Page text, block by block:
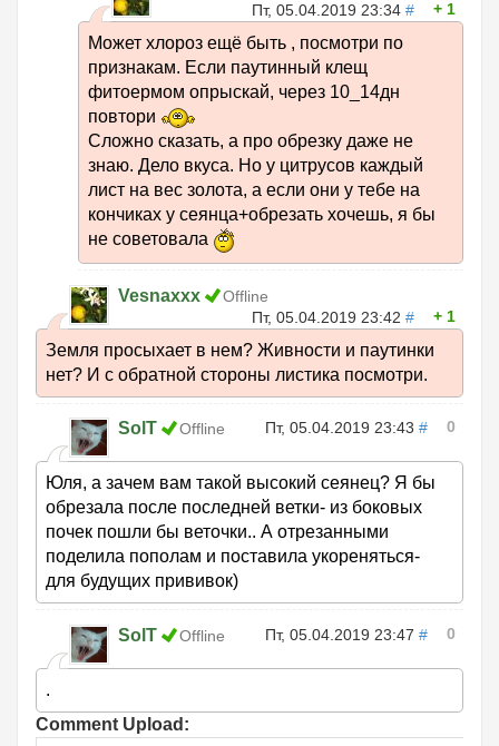
Пт, 05.04.2019 23:34 # 1
Может хлороз ещё быть , посмотри по
признакам. Если паутинный клещ
фитоермом опрыскай, через 10_14дн
повтори
Сложно сказать, а про обрезку даже не
знаю. Дело вкуса. Но у цитрусов каждый
лист на вес золота, а если они у тебе на
кончиках у сеянца+обрезать хочешь, я бы
не советовала
Vesnaxxx
Offline
Пт, 05.04.2019 23:42 # 1
Земля просыхает в нем? Живности и паутинки
нет? И с обратной стороны листика посмотри.
SolT Offline Пт, 05.04.2019 23:43 # 0
Юля, а зачем вам такой высокий сеянец? Я бы
обрезала после последней ветки- из боковых
почек пошли бы веточки.. А отрезанными
поделила пополам и поставила укореняться-
для будущих прививок)
SolT Offline Пт, 05.04.2019 23:47 # 0
.
Comment Upload: